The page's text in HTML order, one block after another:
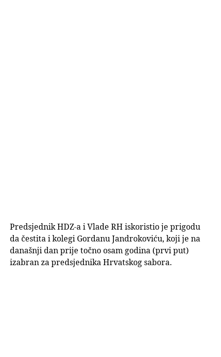
Predsjednik HDZ-a i Vlade RH iskoristio je prigodu
da čestita i kolegi Gordanu Jandrokoviću, koji je na
današnji dan prije točno osam godina (prvi put)
izabran za predsjednika Hrvatskog sabora.